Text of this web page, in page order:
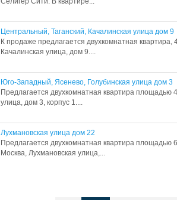
Центральный, Таганский, Качалинская улица дом 9
К продаже предлагается двухкомнатная квартира,
Качалинская улица, дом 9....
Юго-Западный, Ясенево, Голубинская улица дом 3
Предлагается двухкомнатная квартира площадью
улица, дом 3, корпус 1....
Лухмановская улица дом 22
Предлагается двухкомнатная квартира площадью
Москва, Лухмановская улица,...